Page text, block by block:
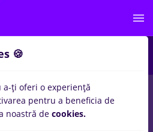
food pandainIasi (Iasi)
inTransport / Distributie, IT /
🍪
a-ți oferi o experiență
pentru a beneficia de
noastră de cookies.